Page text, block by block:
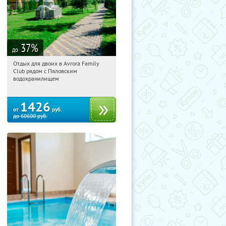
до 37%
11:00:08 Купили:
Московская обл., Мытищинский р-н,
Отдых для двоих в Avrora Family
Club рядом с Пяловским
водохранилищем
от 1426 руб.
до60600руб.